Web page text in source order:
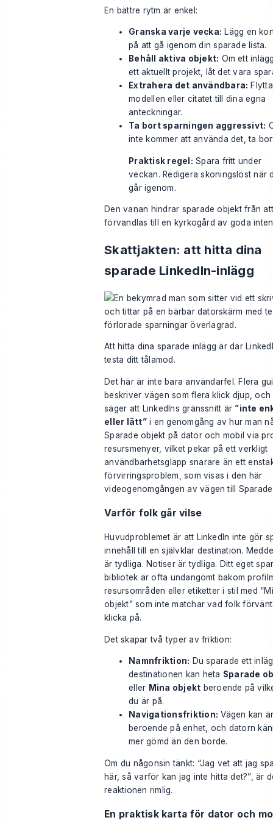
En bättre rytm är enkel:
Granska varje vecka: Lägg en
på att gå igenom din sparade lista.
Behåll aktiva objekt: Om ett
ett aktuellt projekt, låt det vara
Extrahera det användbara:
modellen eller citatet till dina egna
anteckningar.
Ta bort sparningen aggressivt:
inte kommer att använda det, ta
Praktisk regel: Spara fritt under
veckan. Redigera skoningslöst när
går igenom.
Den vanan hindrar sparade objekt från
förvandlas till en kyrkogård av goda
Skattjakten: att hitta dina
sparade LinkedIn-inlägg
Att hitta dina sparade inlägg är där
testa ditt tålamod.
Det här är inte bara användarfel. Flera
beskriver vägen som flera klick djup, och
säger att LinkedIns gränssnitt är ”inte
eller lätt”i en genomgång av hur man
Sparade objekt på dator och mobil via
resursmenyer, vilket pekar på ett verkligt
användbarhetsglapp snarare än ett
förvirringsproblem, som visas i den här
videogenomgången av vägen till
Varför folk går vilse
Huvudproblemet är att LinkedIn inte gör
innehåll till en självklar destination.
är tydliga. Notiser är tydliga. Ditt eget
bibliotek är ofta undangömt bakom
resursområden eller etiketter i stil med
objekt” som inte matchar vad folk
klicka på.
Det skapar två typer av friktion:
Namnfriktion: Du sparade ett
destinationen kan heta Sparade
eller Mina objekt beroende på
du är på.
Navigationsfriktion: Vägen kan
beroende på enhet, och datorn
mer gömd än den borde.
Om du någonsin tänkt: “Jag vet att jag
här, så varför kan jag inte hitta det?”, är
reaktionen rimlig.
En praktisk karta för dator och